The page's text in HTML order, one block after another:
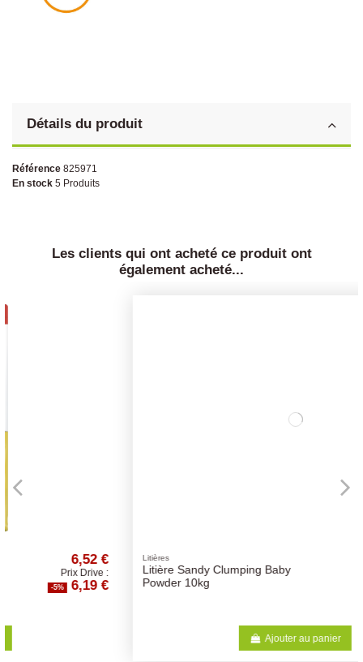
Détails du produit
Référence 825971
En stock 5 Produits
Les clients qui ont acheté ce produit ont
également acheté...
Litières
Litière Sandy Clumping Baby
Powder 10kg